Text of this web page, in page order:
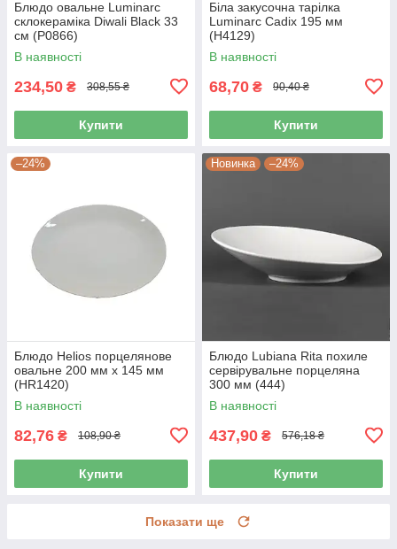
Блюдо овальне Luminarc
склокераміка Diwali Black 33
см (P0866)
В наявності
234,50 ₴ 308,55 ₴
Купити
Біла закусочна тарілка
Luminarc Cadix 195 мм
(Н4129)
В наявності
68,70 ₴ 90,40 ₴
Купити
–24%
Блюдо Helios порцелянове
овальне 200 мм х 145 мм
(HR1420)
В наявності
82,76 ₴ 108,90 ₴
Купити
Новинка –24%
Блюдо Lubiana Rita похиле
сервірувальне порцеляна
300 мм (444)
В наявності
437,90 ₴ 576,18 ₴
Купити
Показати ще